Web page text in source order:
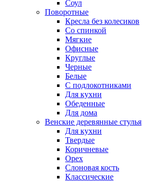
Соул
Поворотные
Кресла без колесиков
Со спинкой
Мягкие
Офисные
Круглые
Черные
Белые
С подлокотниками
Для кухни
Обеденные
Для дома
Венские деревянные стулья
Для кухни
Твердые
Коричневые
Орех
Слоновая кость
Классические